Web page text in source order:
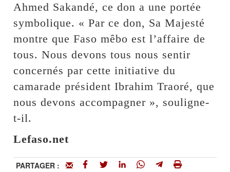
Ahmed Sakandé, ce don a une portée
symbolique. « Par ce don, Sa Majesté
montre que Faso mêbo est l’affaire de
tous. Nous devons tous nous sentir
concernés par cette initiative du
camarade président Ibrahim Traoré, que
nous devons accompagner », souligne-
t-il.
Lefaso.net
PARTAGER :